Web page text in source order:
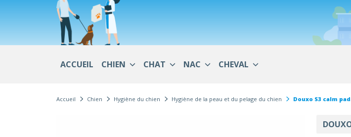
ACCUEIL CHIEN CHAT NAC CHEVAL
Accueil Chien Hygiène du chien Hygiène de la peau et du pelage du chien Douxo S3 calm